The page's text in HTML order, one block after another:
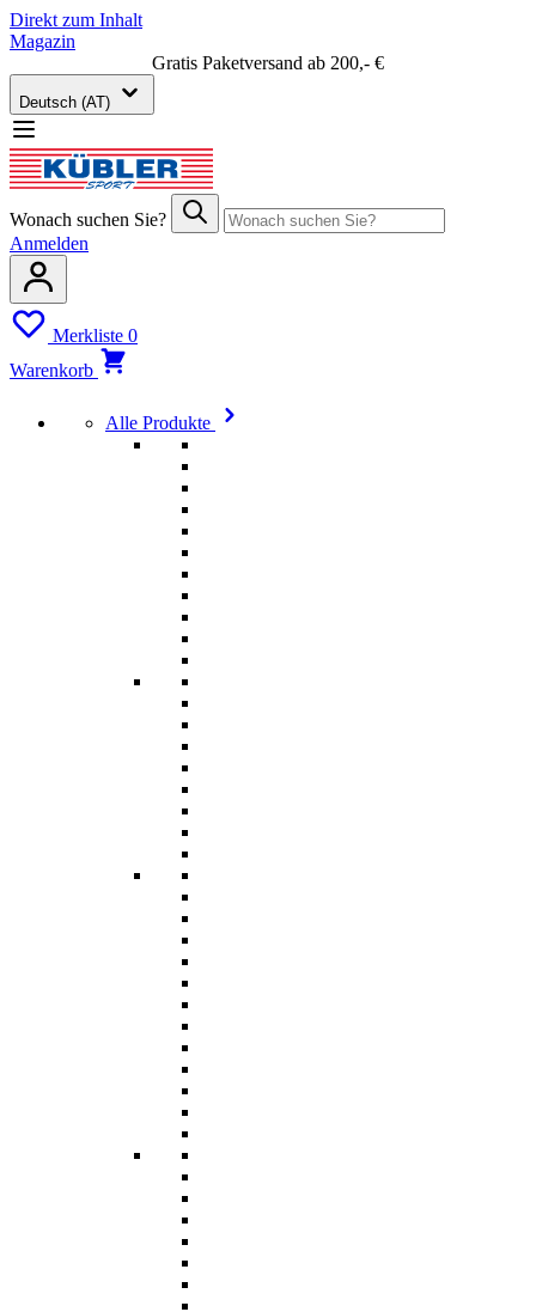
Direkt zum Inhalt
Magazin
Gratis Paketversand ab 200,- €
Deutsch (AT)
Wonach suchen Sie?
Anmelden
Merkliste 0
Warenkorb
Alle Produkte